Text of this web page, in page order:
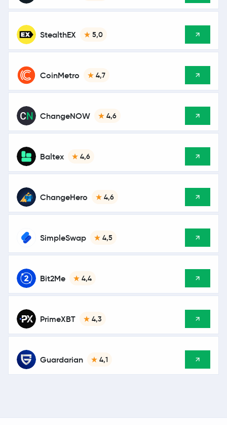
StealthEX 5,0
CoinMetro 4,7
ChangeNOW 4,6
Baltex 4,6
ChangeHero 4,6
SimpleSwap 4,5
Bit2Me 4,4
PrimeXBT 4,3
Guardarian 4,1